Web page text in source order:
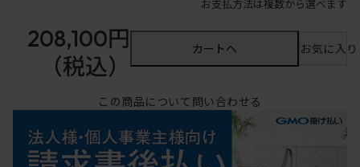
お支払方法は複数から選べます
208,100円
（税込）
カートへ お気に入
この商品について問い合わせる